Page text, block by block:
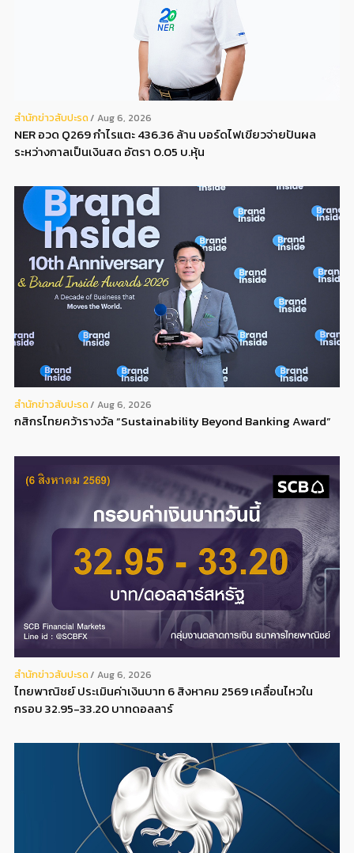
สํานักข่าวสับปะรด Aug 6, 2026
NER อวด Q269 กำไรแตะ 436.36 ล้าน บอร์ดไฟเขียวจ่ายปันผล
ระหว่างกาลเป็นเงินสด อัตรา 0.05 บ.หุ้น
สํานักข่าวสับปะรด Aug 6, 2026
กสิกรไทยคว้ารางวัล “Sustainability Beyond Banking Award”
สํานักข่าวสับปะรด Aug 6, 2026
ไทยพาณิชย์ ประเมินค่าเงินบาท 6 สิงหาคม 2569 เคลื่อนไหวใน
กรอบ 32.95-33.20 บาทดอลลาร์